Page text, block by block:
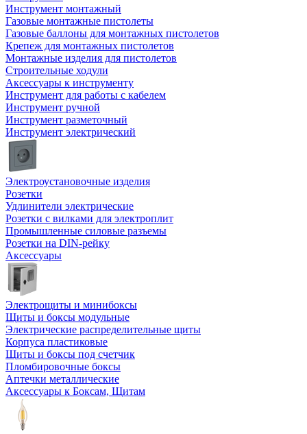
Инструмент монтажный
Газовые монтажные пистолеты
Газовые баллоны для монтажных пистолетов
Крепеж для монтажных пистолетов
Монтажные изделия для пистолетов
Строительные ходули
Аксессуары к инструменту
Инструмент для работы с кабелем
Инструмент ручной
Инструмент разметочный
Инструмент электрический
Электроустановочные изделия
Розетки
Удлинители электрические
Розетки с вилками для электроплит
Промышленные силовые разъемы
Розетки на DIN-рейку
Аксессуары
Электрощиты и минибоксы
Щиты и боксы модульные
Электрические распределительные щиты
Корпуса пластиковые
Щиты и боксы под счетчик
Пломбировочные боксы
Аптечки металлические
Аксессуары к Боксам, Щитам